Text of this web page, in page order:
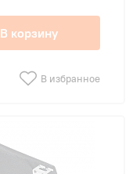
В корзину
В избранное